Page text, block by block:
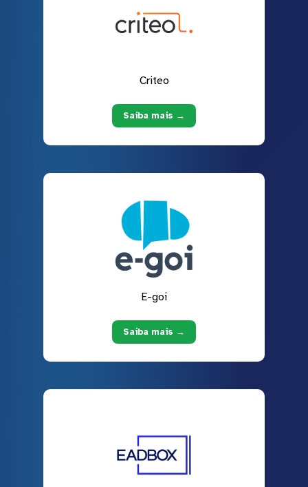
Criteo
Saiba mais →
E-goi
Saiba mais →